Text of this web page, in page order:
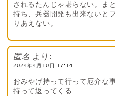
されるたんじゃ堪らない。ま
持ち、兵器開発も出来ないと
りあえない。
匿名 より:
2024年4月10日 17:14
おみやげ持って行って厄介な
持って返ってくる